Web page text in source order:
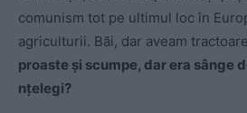
comunism tot pe ultimul loc în
agriculturii. Băi, dar aveam
proaste și scumpe, dar era sânge
nțelegi?